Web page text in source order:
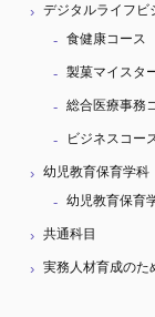
デジタルライフビ
食健康コース
製菓マイスタ
総合医療事務
ビジネスコー
幼児教育保育学科
幼児教育保育
共通科目
実務人材育成のた